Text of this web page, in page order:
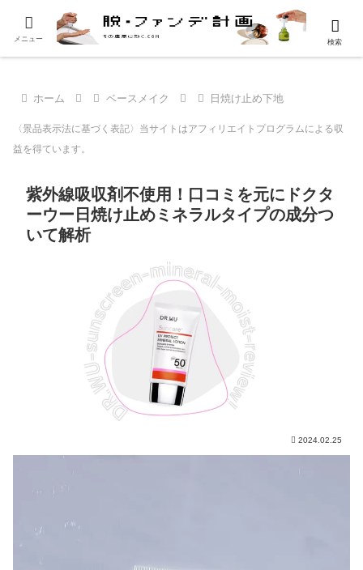
ホーム ベースメイク 日焼け止め下地
〈景品表示法に基づく表記〉当サイトはアフィリエイトプログラムによる収
益を得ています。
紫外線吸収剤不使用！口コミを元にドクタ
ーウー日焼け止めミネラルタイプの成分つ
いて解析
2024.02.25
メニュー 検索